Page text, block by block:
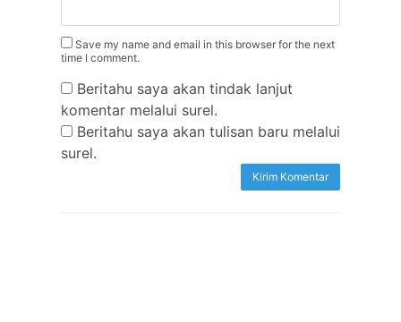
Save my name and email in this browser for the next
time I comment.
Beritahu saya akan tindak lanjut
komentar melalui surel.
Beritahu saya akan tulisan baru melalui
surel.